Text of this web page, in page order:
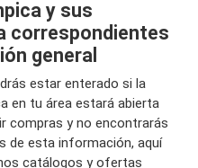
y sus
correspondientes
general
estar enterado si la
en tu área estará abierta
compras y no encontrarás
de esta información, aquí
catálogos y ofertas